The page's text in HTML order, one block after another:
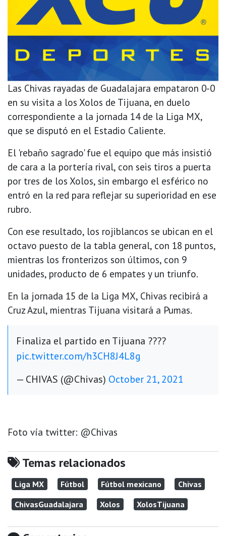
Las Chivas rayadas de Guadalajara empataron 0-0
en su visita a los Xolos de Tijuana, en duelo
correspondiente a la jornada 14 de la Liga MX,
que se disputó en el Estadio Caliente.
El 'rebaño sagrado' fue el equipo que más insistió
de cara a la portería rival, con seis tiros a puerta
por tres de los Xolos, sin embargo el esférico no
entró en la red para reflejar su superioridad en ese
rubro.
Con ese resultado, los rojiblancos se ubican en el
octavo puesto de la tabla general, con 18 puntos,
mientras los fronterizos son últimos, con 9
unidades, producto de 6 empates y un triunfo.
En la jornada 15 de la Liga MX, Chivas recibirá a
Cruz Azul, mientras Tijuana visitará a Pumas.
Finaliza el partido en Tijuana ????
pic.twitter.com/h3CH8J4L8g
— CHIVAS (@Chivas) October 21, 2021
Foto vía twitter: @Chivas
Temas relacionados
Liga MX Fútbol Fútbol mexicano
Chivas
ChivasGuadalajara
Xolos XolosTijuana